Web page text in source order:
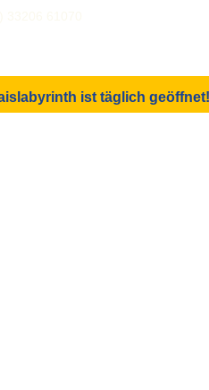
ist täglich geöffnet!